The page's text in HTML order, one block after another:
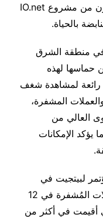
والتجارة، وقد شارك المتحدثون البارزون من مشروع IO.net
بالحياة.
في منطقة الشرق
حماسها لهذه
رائعة لمشاهدة شغف
المشفرة،
العالي من
يؤكد الإمكانات
لبيتجيت في
الأردن، فقد أقيم أول يوم لتجربة العملات المُشفرة في 12
التي أقيمت في أكثر من